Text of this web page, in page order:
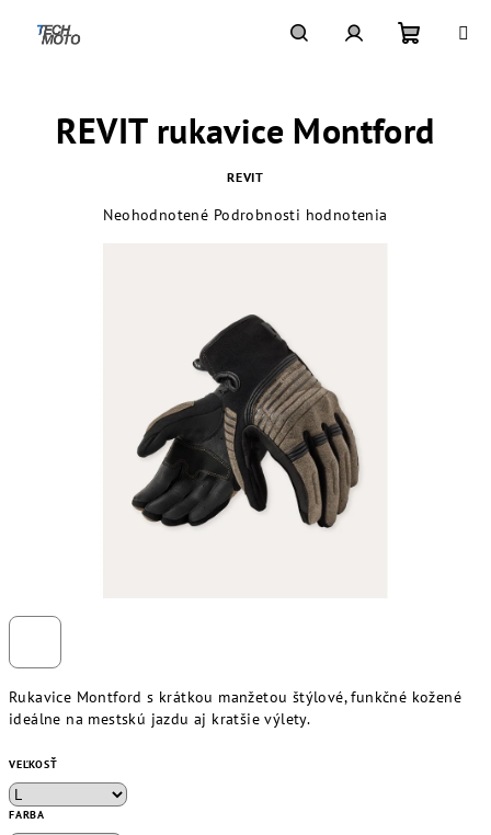
košík
Rukavice Montford s krátkou manžetou štýlové, funkčné kožené
ideálne na mestskú jazdu aj kratšie výlety.
VEĽKOSŤ
FARBA
REVIT rukavice Montford
REVIT
Priemerné
Neohodnotené Podrobnosti hodnotenia